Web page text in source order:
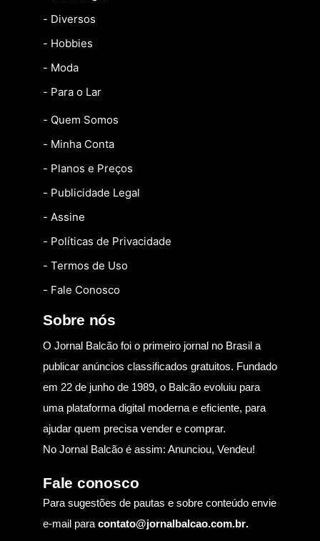
- Diversos
- Hobbies
- Moda
- Para o Lar
- Quem Somos
- Minha Conta
- Planos e Preços
- Publicidade Legal
- Assine
- Políticas de Privacidade
- Termos de Uso
- Fale Conosco
Sobre nós
O Jornal Balcão foi o primeiro jornal no Brasil a
publicar anúncios classificados gratuitos. Fundado
em 22 de junho de 1989, o Balcão evoluiu para
uma plataforma digital moderna e eficiente, para
ajudar quem precisa vender e comprar.
No Jornal Balcão é assim: Anunciou, Vendeu!
Fale conosco
Para sugestões de pautas e sobre conteúdo envie
e-mail para contato@jornalbalcao.com.br.